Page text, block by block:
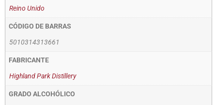
Reino Unido
CÓDIGO DE BARRAS
5010314313661
FABRICANTE
Highland Park Distillery
GRADO ALCOHÓLICO